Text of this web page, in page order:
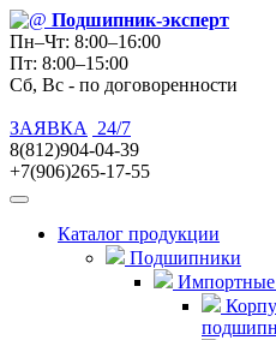
Подшипник-эксперт
Пн–Чт: 8:00–16:00
Пт: 8:00–15:00
Сб, Вс - по договоренности
ЗАЯВКА
24/7
8(812)904-04-39
+7(906)265-17-55
Каталог продукции
Подшипники